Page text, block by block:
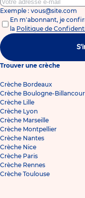
Exemple : vous@site.com
En m'abonnant, je
la Politique de
Trouver une crèche
Crèche Bordeaux
Crèche Boulogne-
Crèche Lille
Crèche Lyon
Crèche Marseille
Crèche Montpellier
Crèche Nantes
Crèche Nice
Crèche Paris
Crèche Rennes
Crèche Toulouse